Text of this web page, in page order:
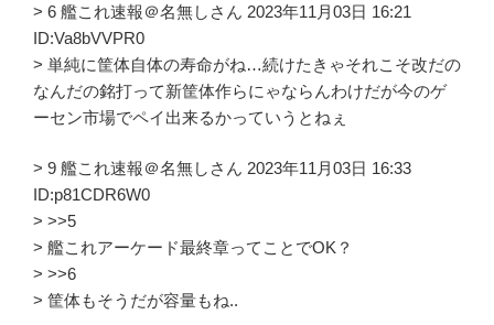
> 6 艦これ速報＠名無しさん 2023年11月03日 16:21
ID:Va8bVVPR0
> 単純に筐体自体の寿命がね…続けたきゃそれこそ改だの
なんだの銘打って新筐体作らにゃならんわけだが今のゲ
ーセン市場でペイ出来るかっていうとねぇ
> 9 艦これ速報＠名無しさん 2023年11月03日 16:33
ID:p81CDR6W0
> >>5
> 艦これアーケード最終章ってことでOK？
> >>6
> 筐体もそうだが容量もね..